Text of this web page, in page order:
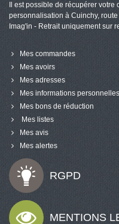
RGPD
MENTIONS
Il est possible de récupérer
personnalisation à Cuinchy,
Imag'in - Retrait uniquement sur
Mes commandes
Mes avoirs
Mes adresses
Mes informations personnelles
Mes bons de réduction
Mes listes
Mes avis
Mes alertes